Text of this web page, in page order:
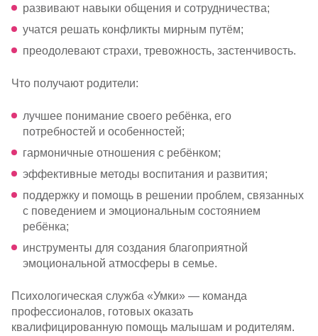
развивают навыки общения и сотрудничества;
учатся решать конфликты мирным путём;
преодолевают страхи, тревожность, застенчивость.
Что получают родители:
лучшее понимание своего ребёнка, его
потребностей и особенностей;
гармоничные отношения с ребёнком;
эффективные методы воспитания и развития;
поддержку и помощь в решении проблем, связанных
с поведением и эмоциональным состоянием
ребёнка;
инструменты для создания благоприятной
эмоциональной атмосферы в семье.
Психологическая служба «Умки» — команда
профессионалов, готовых оказать
квалифицированную помощь малышам и родителям.